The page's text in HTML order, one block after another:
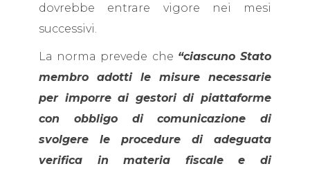
dovrebbe entrare vigore nei mesi
successivi.
La norma prevede che “ciascuno Stato
membro adotti le misure necessarie
per imporre ai gestori di piattaforme
con obbligo di comunicazione di
svolgere le procedure di adeguata
verifica in materia fiscale e di